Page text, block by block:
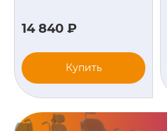
14 840 ₽
Купить